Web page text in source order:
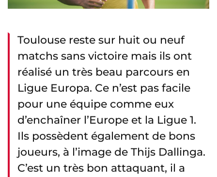
Toulouse reste sur huit ou neuf
matchs sans victoire mais ils ont
réalisé un très beau parcours en
Ligue Europa. Ce n’est pas facile
pour une équipe comme eux
d’enchaîner l’Europe et la Ligue 1.
Ils possèdent également de bons
joueurs, à l’image de Thijs Dallinga.
C’est un très bon attaquant, il a